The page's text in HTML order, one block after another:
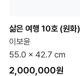
삶은 여행 10호 (원화)
이보윤
55.0 x 42.7 cm
2,000,000원